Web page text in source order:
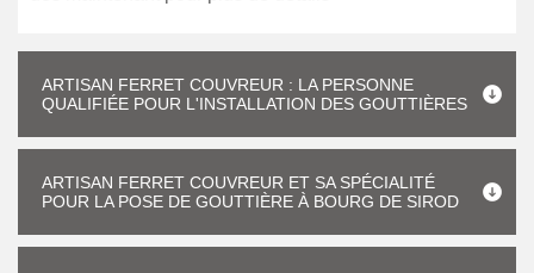
ARTISAN FERRET COUVREUR : LA PERSONNE
QUALIFIÉE POUR L'INSTALLATION DES GOUTTIÈRES
ARTISAN FERRET COUVREUR ET SA SPÉCIALITÉ
POUR LA POSE DE GOUTTIÈRE À BOURG DE SIROD